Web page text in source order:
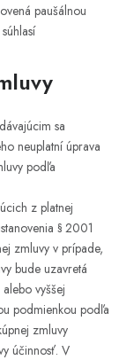
paušálnou
sa
neuplatní úprava
podľa
z platnej
§ 2001
zmluvy v prípade,
bude uzavretá
vyššej
podmienkou podľa
zmluvy
účinnosť. V